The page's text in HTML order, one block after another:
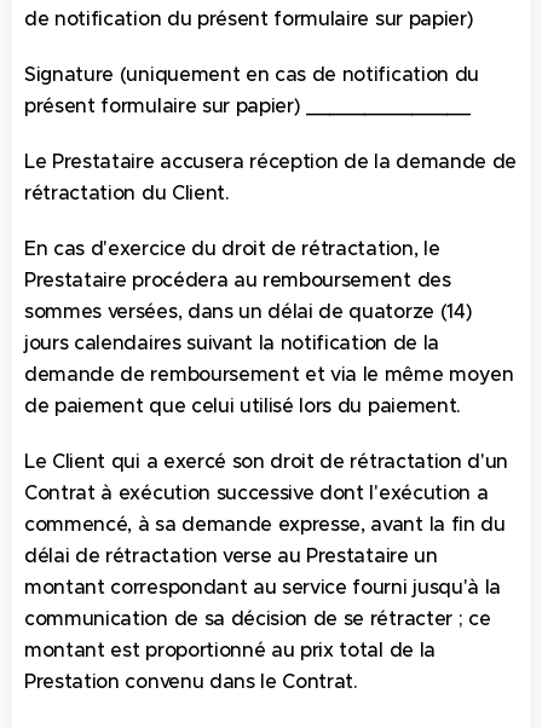
de notification du présent formulaire sur papier)
Signature (uniquement en cas de notification du
présent formulaire sur papier) ______________
Le Prestataire accusera réception de la demande de
rétractation du Client.
En cas d'exercice du droit de rétractation, le
Prestataire procédera au remboursement des
sommes versées, dans un délai de quatorze (14)
jours calendaires suivant la notification de la
demande de remboursement et via le même moyen
de paiement que celui utilisé lors du paiement.
Le Client qui a exercé son droit de rétractation d'un
Contrat à exécution successive dont l'exécution a
commencé, à sa demande expresse, avant la fin du
délai de rétractation verse au Prestataire un
montant correspondant au service fourni jusqu'à la
communication de sa décision de se rétracter ; ce
montant est proportionné au prix total de la
Prestation convenu dans le Contrat.